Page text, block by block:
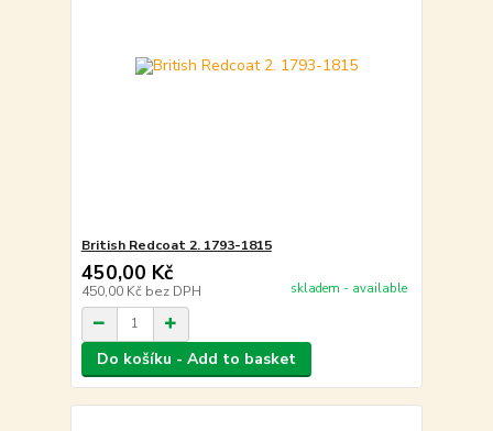
British Redcoat 2. 1793-1815
450,00 Kč
450,00 Kč bez DPH skladem - available
Do košíku - Add to basket